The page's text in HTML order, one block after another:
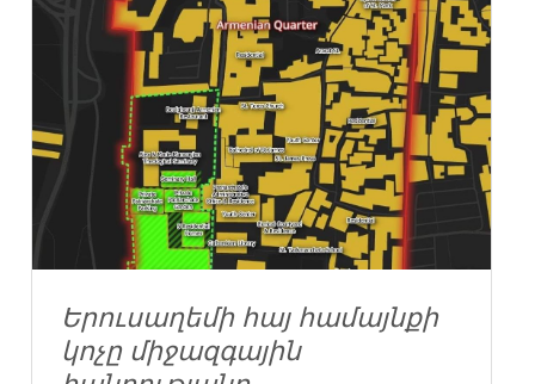
Երուսաղեմի հայ համայնքի
կոչը միջազգային